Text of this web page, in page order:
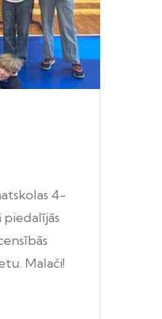
4-
piedalījās
Malači!